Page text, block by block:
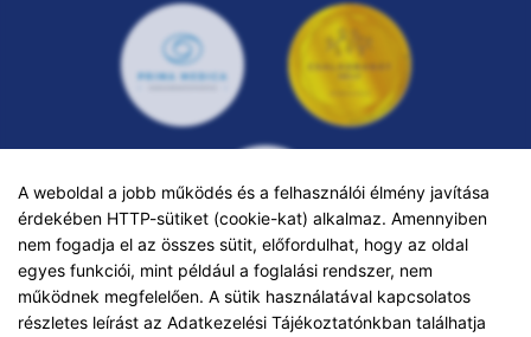
A weboldal a jobb működés és a felhasználói élmény javítása
érdekében HTTP-sütiket (cookie-kat) alkalmaz. Amennyiben
nem fogadja el az összes sütit, előfordulhat, hogy az oldal
egyes funkciói, mint például a foglalási rendszer, nem
működnek megfelelően. A sütik használatával kapcsolatos
részletes leírást az Adatkezelési Tájékoztatónkban találhatja
ADATKEZELÉSI TÁJÉKOZTATÓ